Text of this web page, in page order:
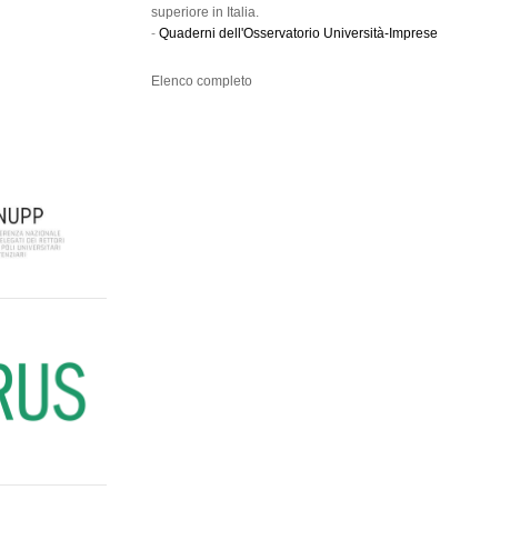
superiore in Italia.
- Quaderni dell'Osservatorio Università-Imprese
Elenco completo